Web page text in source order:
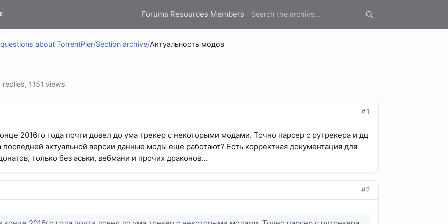
Forums Resources Members
about TorrentPier/Section archive/Актуальность модов
1151 views
#1
2016го года почти довел до ума трекер с некоторыми модами. Точно парсер с рутрекера и дц
последней актуальной версии данные моды еще работают? Есть корректная документация для
только без аськи, вебмани и прочих драконов...
#2